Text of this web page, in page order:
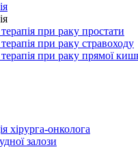
при раку простати
при раку стравоходу
при раку прямої
хірурга-онколога
залози